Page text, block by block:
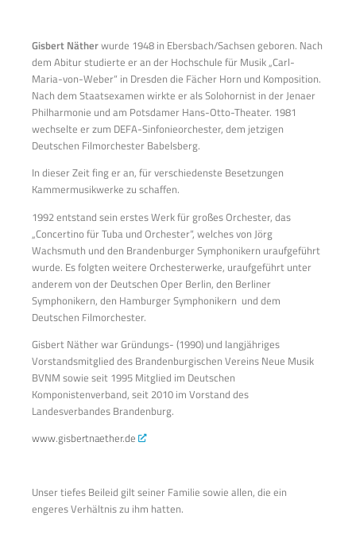
Gisbert Nätherwurde 1948 in Ebersbach/Sachsen geboren. Nach
dem Abitur studierte er an der Hochschule für Musik „Carl-
Maria-von-Weber“ in Dresden die Fächer Horn und Komposition.
Nach dem Staatsexamen wirkte er als Solohornist in der Jenaer
Philharmonie und am Potsdamer Hans-Otto-Theater. 1981
wechselte er zum DEFA-Sinfonieorchester, dem jetzigen
Deutschen Filmorchester Babelsberg.
In dieser Zeit fing er an, für verschiedenste Besetzungen
Kammermusikwerke zu schaffen.
1992 entstand sein erstes Werk für großes Orchester, das
„Concertino für Tuba und Orchester“, welches von Jörg
Wachsmuth und den Brandenburger Symphonikern uraufgeführt
wurde. Es folgten weitere Orchesterwerke, uraufgeführt unter
anderem von der Deutschen Oper Berlin, den Berliner
Symphonikern, den Hamburger Symphonikern und dem
Deutschen Filmorchester.
Gisbert Näther war Gründungs- (1990) und langjähriges
Vorstandsmitglied des Brandenburgischen Vereins Neue Musik
BVNM sowie seit 1995 Mitglied im Deutschen
Komponistenverband, seit 2010 im Vorstand des
Landesverbandes Brandenburg.
www.gisbertnaether.de
Unser tiefes Beileid gilt seiner Familie sowie allen, die ein
engeres Verhältnis zu ihm hatten.